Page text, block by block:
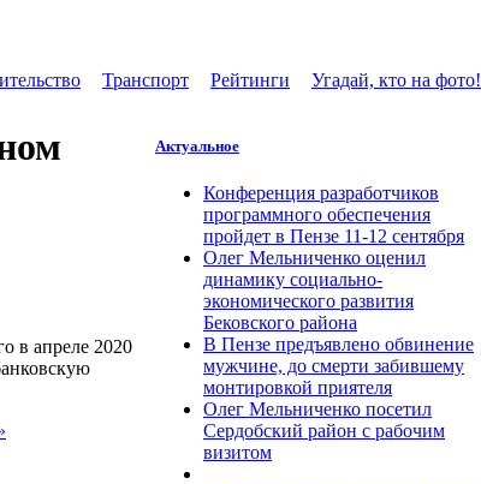
Транспорт Рейтинги Угадай, кто на фото!
в апреле 2020
Актуальное
Конференция разработчиков
программного обеспечения
пройдет в Пензе 11-12 сентября
Олег Мельниченко оценил
динамику социально-
экономического развития
Бековского района
В Пензе предъявлено обвинение
мужчине, до смерти забившему
монтировкой приятеля
Олег Мельниченко посетил
Сердобский район с рабочим
визитом